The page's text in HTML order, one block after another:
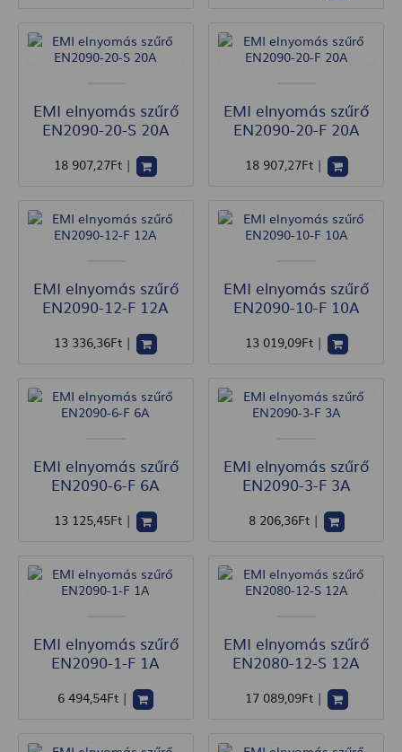
EMI elnyomás szűrő
EN2090-20-S 20A
18 907,27Ft |
EMI elnyomás szűrő
EN2090-20-F 20A
18 907,27Ft |
EMI elnyomás szűrő
EN2090-12-F 12A
13 336,36Ft |
EMI elnyomás szűrő
EN2090-10-F 10A
13 019,09Ft |
EMI elnyomás szűrő
EN2090-6-F 6A
13 125,45Ft |
EMI elnyomás szűrő
EN2090-3-F 3A
8 206,36Ft |
EMI elnyomás szűrő
EN2090-1-F 1A
6 494,54Ft |
EMI elnyomás szűrő
EN2080-12-S 12A
17 089,09Ft |